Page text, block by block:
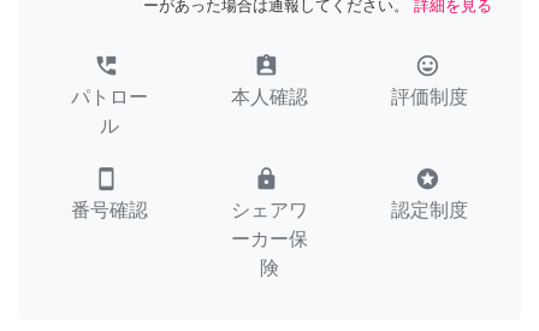
ーがあった場合は通報してください。
詳細を見る
perm_phone_msg
パトロー
ル
assignment_ind
本人確認
tag_faces
評価制度
smartphone
番号確認
lock
シェアワ
ーカー保
険
stars
認定制度